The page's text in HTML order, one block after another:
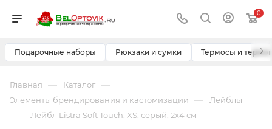
0
Подарочные наборы Рюкзаки и сумки Термосы и ›
Главная — Каталог —
Элементы брендирования и кастомизации — Лейблы
— Лейбл Listra Soft Touch, XS, серый, 2х4 см